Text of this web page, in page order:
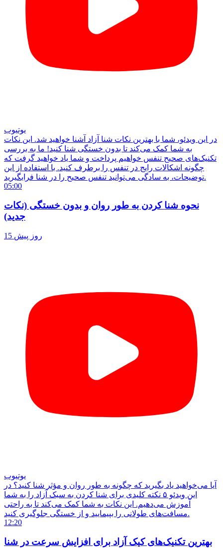
یوتیوب
در این ویدئو، شما با بهترین نکات شنا آزاد آشنا خواهید شد. این نکات
به شما کمک می‌کند تا بدون خستگی شنا کنید! ما به بررسی
تکنیک‌های صحیح تنفس خواهیم پرداخت و شما یاد خواهید گرفت که
چگونه اشکالات رایج در تنفس را برطرف کنید. با استفاده از این
توضیحات، به سادگی می‌توانید تنفس صحیح را در شنا فرابگیرید.
05:00
نحوه شنا کردن به طور روان و بدون خستگی (نکات
جدید)
15 روز پیش
یوتیوب
آیا می‌خواهید یاد بگیرید که چگونه به طور روان و مؤثر شنا کنید؟ در
این ویدئو ۵ نکته کلیدی برای شنا کردن به سبک آزاد را به شما
آموزش می‌دهیم. این نکات به شما کمک می‌کند تا به راحتی
مسافت‌های طولانی را بپیمایید و از خستگی جلوگیری کنید.
12:20
بهترین تکنیک‌های کیک آزاد برای افزایش سرعت در شنا